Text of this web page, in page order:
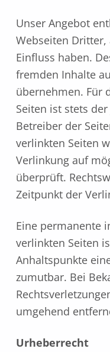
Unser Angebot
Webseiten
Einfluss haben.
fremden Inhalte
übernehmen. Für
Seiten ist stets
Betreiber der
verlinkten Seiten
Verlinkung auf
überprüft.
Zeitpunkt der
Eine permanente
verlinkten Seiten
Anhaltspunkte
zumutbar. Bei
umgehend
Urheberrecht